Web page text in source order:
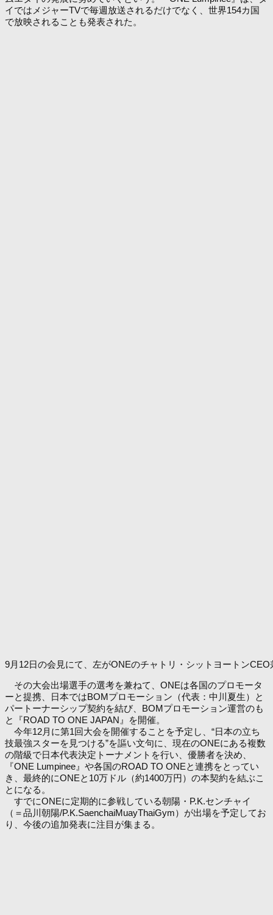
イではメジャーTVで毎週放送されるだけでなく、世界154カ国
で放映されることも発表された。
9月12日の会見にて、左がONEのチャトリ・シットヨートン
その大会出場選手の選考を兼ねて、ONEは各国のプロモータ
ーと提携、日本ではBOMプロモーション（代表：中川夏生）と
パートーナーシップ契約を結び、BOMプロモーション運営のも
と『ROAD TO ONE JAPAN』を開催。
今年12月に第1回大会を開催することを予定し、“日本の立ち
技最強スターを見つける”を謳い文句に、現在のONEにある複数
の階級で日本代表決定トーナメントを行い、優勝者を決め、
『ONE Lumpinee』や各国のROAD TO ONEと連携をとってい
き、最終的にONEと10万ドル（約1400万円）の本契約を結ぶこ
とになる。
すでにONEに定期的に参戦している朝陽・P.K.センチャイ
（＝品川朝陽/P.K.SaenchaiMuayThaiGym）が出場を予定してお
り、今後の追加発表に注目が集まる。